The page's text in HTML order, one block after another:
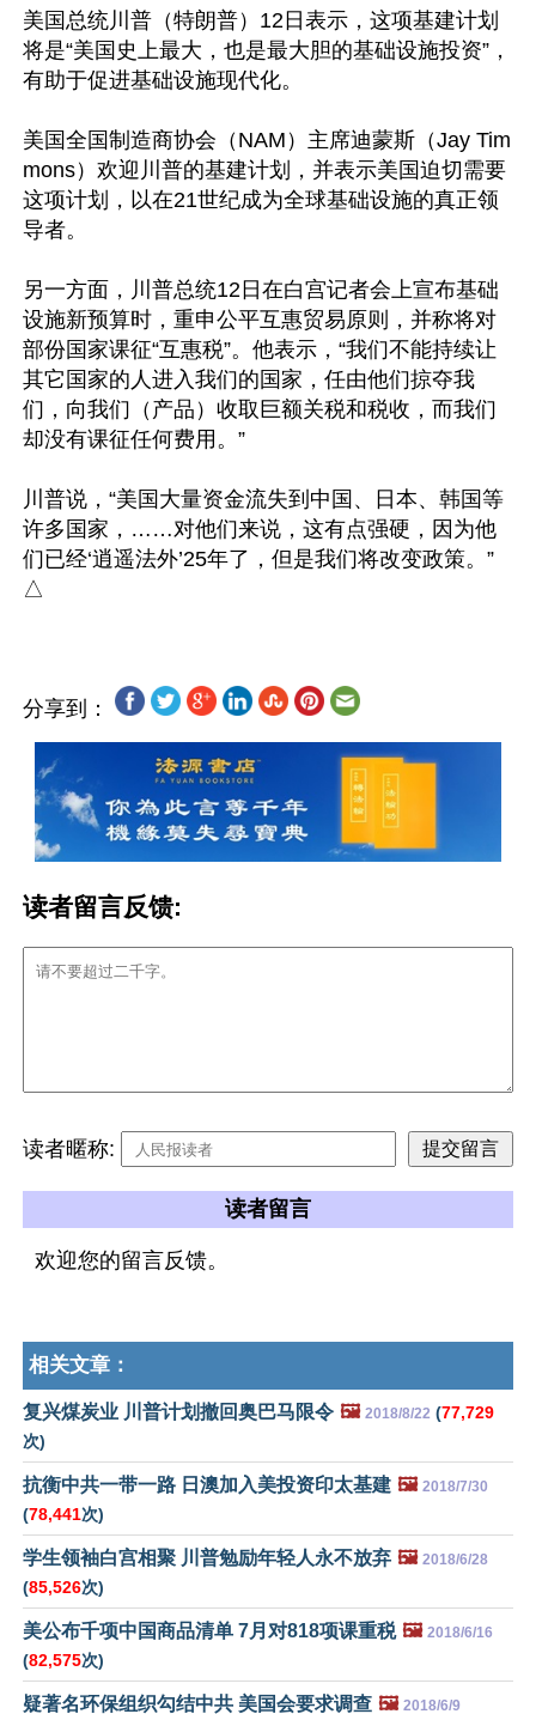
美国总统川普（特朗普）12日表示，这项基建计划
将是“美国史上最大，也是最大胆的基础设施投资”，
有助于促进基础设施现代化。
美国全国制造商协会（NAM）主席迪蒙斯（Jay Tim
mons）欢迎川普的基建计划，并表示美国迫切需要
这项计划，以在21世纪成为全球基础设施的真正领
导者。
另一方面，川普总统12日在白宫记者会上宣布基础
设施新预算时，重申公平互惠贸易原则，并称将对
部份国家课征“互惠税”。他表示，“我们不能持续让
其它国家的人进入我们的国家，任由他们掠夺我
们，向我们（产品）收取巨额关税和税收，而我们
却没有课征任何费用。”
川普说，“美国大量资金流失到中国、日本、韩国等
许多国家，……对他们来说，这有点强硬，因为他
们已经‘逍遥法外’25年了，但是我们将改变政策。”
分享到：
读者留言反馈:
读者暱称:
读者留言
欢迎您的留言反馈。
相关文章：
复兴煤炭业 川普计划撤回奥巴马限令 🖼️ 2018/8/22 (77,729
次)
抗衡中共一带一路 日澳加入美投资印太基建 🖼️ 2018/7/30
(78,441次)
学生领袖白宫相聚 川普勉励年轻人永不放弃 🖼️ 2018/6/28
(85,526次)
美公布千项中国商品清单 7月对818项课重税 🖼️ 2018/6/16
(82,575次)
疑著名环保组织勾结中共 美国会要求调查 🖼️ 2018/6/9